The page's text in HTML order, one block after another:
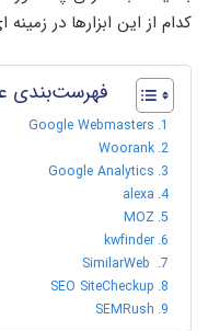
کدام از این ابزارها در
فهرست‌بندی
Google Webmasters
Woorank
Google Analytics
alexa
MOZ
kwfinder
SEO SiteCheckup
SEMRush